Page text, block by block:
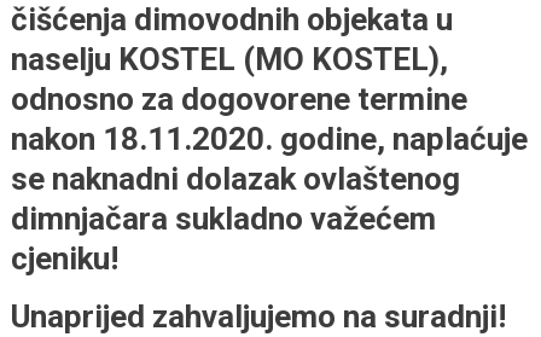
čišćenja dimovodnih objekata u
naselju KOSTEL (MO KOSTEL),
odnosno za dogovorene termine
nakon 18.11.2020. godine, naplaćuje
se naknadni dolazak ovlaštenog
dimnjačara sukladno važećem
cjeniku!
Unaprijed zahvaljujemo na suradnji!